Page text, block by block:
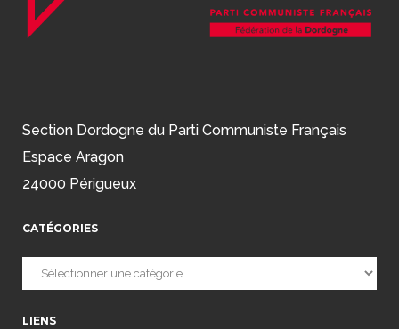
Section Dordogne du Parti Communiste Français
Espace Aragon
24000 Périgueux
CATÉGORIES
Catégories
LIENS